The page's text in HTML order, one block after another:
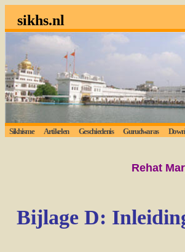
sikhs.nl
Sikhisme Artikelen Geschiedenis Gurudwaras
Rehat
Bijlage D: